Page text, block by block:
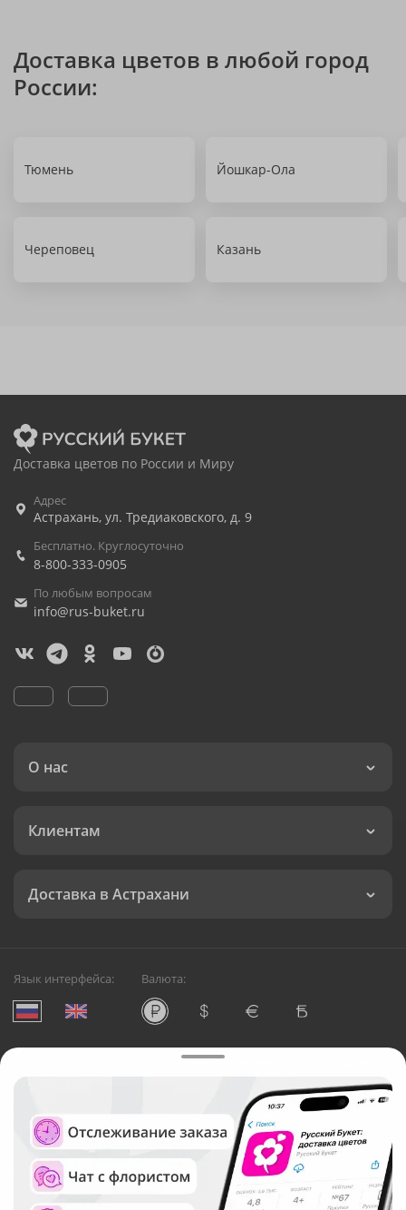
Доставка цветов в любой город
России:
Тюмень Йошкар-Ола
Череповец Казань
Доставка цветов по России и Миру
Адрес
Астрахань, ул. Тредиаковского, д. 9
Бесплатно. Круглосуточно
8-800-333-0905
По любым вопросам
info@rus-buket.ru
О нас
Клиентам
Доставка в Астрахани
Язык интерфейса: Валюта:
Служба круглосуточной доставки цветов в Астрахани
Русский Букет, 2026
Общество с ограниченной ответственностью «Технология»
ОГРН: 1195476081745, ИНН: 5410081997
Юридический адрес: г. Новосибирск, ул. Ипподромская,
д.42, оф. 3